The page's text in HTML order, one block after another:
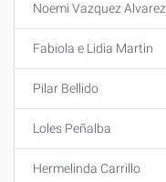
Noemi Vazquez Alvarez
Fabiola e Lidia Martin
Pilar Bellido
Loles Peñalba
Hermelinda Carrillo